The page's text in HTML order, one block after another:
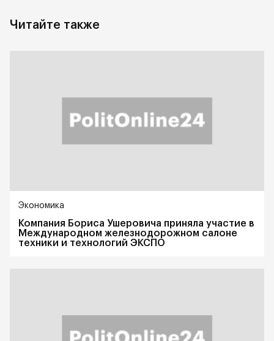
Читайте также
Экономика
Компания Бориса Ушеровича приняла участие в
Международном железнодорожном салоне
техники и технологий ЭКСПО